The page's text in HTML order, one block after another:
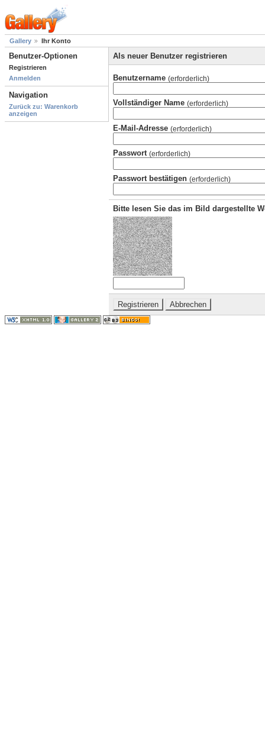
Gallery Ihr Konto
Benutzer-Optionen
Registrieren
Anmelden
Navigation
Zurück zu: Warenkorb
anzeigen
Als neuer Benutzer registrieren
Benutzername (erforderlich)
Vollständiger Name (erforderlich)
E-Mail-Adresse (erforderlich)
Passwort (erforderlich)
Passwort bestätigen (erforderlich)
Bitte lesen Sie das im Bild dargestellte